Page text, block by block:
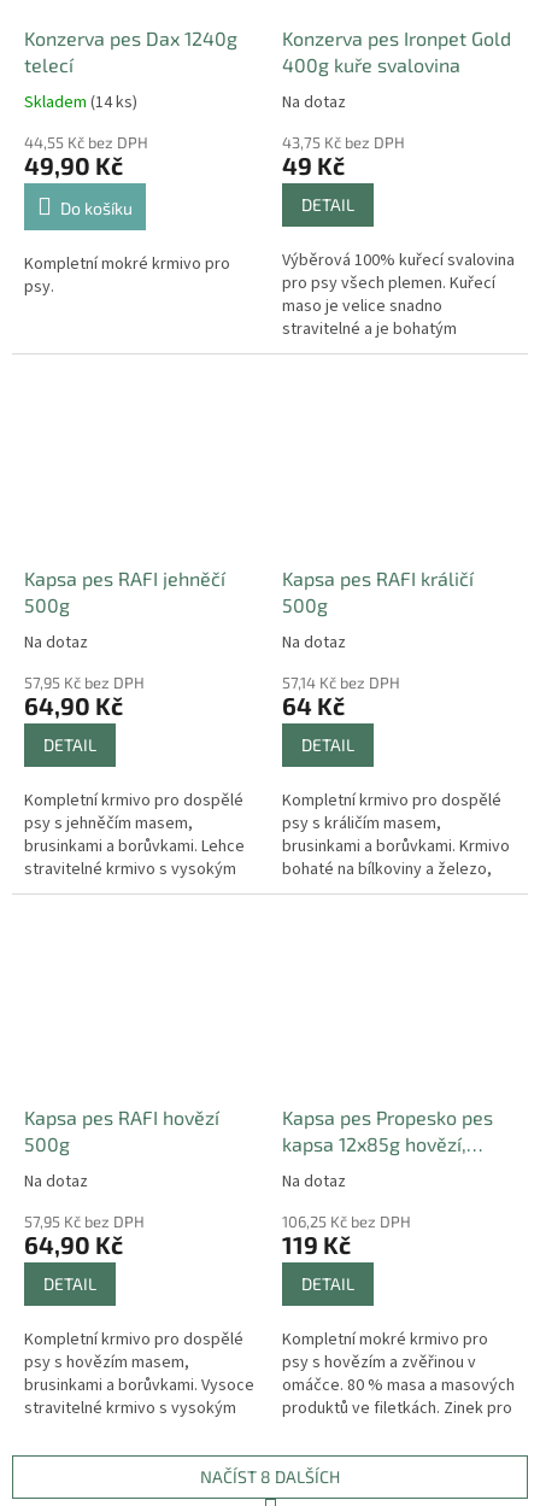
Konzerva pes Dax 1240g
telecí
Skladem (14 ks)
44,55 Kč bez DPH
49,90 Kč
Do košíku
Kompletní mokré krmivo pro
psy.
Konzerva pes Ironpet Gold
400g kuře svalovina
Na dotaz
43,75 Kč bez DPH
49 Kč
DETAIL
Výběrová 100% kuřecí svalovina
pro psy všech plemen. Kuřecí
maso je velice snadno
stravitelné a je bohatým
zdrojem bílkovin
Kapsa pes RAFI jehněčí
500g
Na dotaz
57,95 Kč bez DPH
64,90 Kč
DETAIL
Kompletní krmivo pro dospělé
psy s jehněčím masem,
brusinkami a borůvkami. Lehce
stravitelné krmivo s vysokým
obsahem bílkovin a živočišných
Kapsa pes RAFI králičí
500g
Na dotaz
57,14 Kč bez DPH
64 Kč
DETAIL
Kompletní krmivo pro dospělé
psy s králičím masem,
brusinkami a borůvkami. Krmivo
bohaté na bílkoviny a železo,
selen a zinek podporující
Kapsa pes RAFI hovězí
500g
Na dotaz
57,95 Kč bez DPH
64,90 Kč
DETAIL
Kompletní krmivo pro dospělé
psy s hovězím masem,
brusinkami a borůvkami. Vysoce
stravitelné krmivo s vysokým
fyzickou kondici a svalovou
Kapsa pes Propesko pes
kapsa 12x85g hovězí,
zvěřina
Na dotaz
106,25 Kč bez DPH
119 Kč
DETAIL
Kompletní mokré krmivo pro
psy s hovězím a zvěřinou v
omáčce. 80 % masa a masových
produktů ve filetkách. Zinek pro
NAČÍST 8 DALŠÍCH